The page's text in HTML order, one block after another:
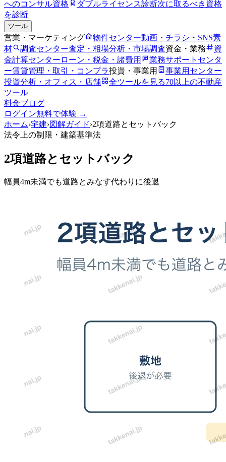
へのコンサル資格
ダブルライセンス診断次に取るべき資格
を診断
ツール
営業・マーケティング 物件センター動画・チラシ・SNS素
材
調査センター査定・相場分析・市場調査資金・業務
資
金計算センター ローン・税金・諸費用
業務サポートセンタ
ー賃貸管理・取引・コンプラ投資・事業用
事業用センター
投資分析・オフィス・店舗
全ツールを見る70以上の不動産
ツール
料金ブログ
ログイン無料で体験 →
ホーム›宅建›図解ガイド›2項道路とセットバック
法令上の制限 ・建築基準法
2項道路とセットバック
幅員4m未満でも道路とみなす代わりに後退